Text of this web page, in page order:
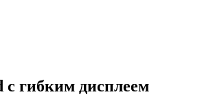
с гибким дисплеем